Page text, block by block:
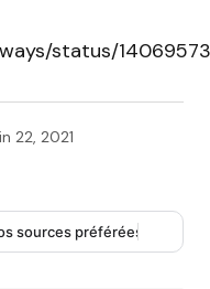
status/
22, 2021
sources préférées